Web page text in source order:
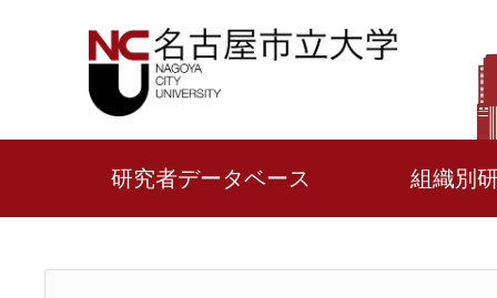
研究者データベース 組織別